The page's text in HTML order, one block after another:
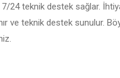
24 teknik destek sağlar.
ve teknik destek sunulur.